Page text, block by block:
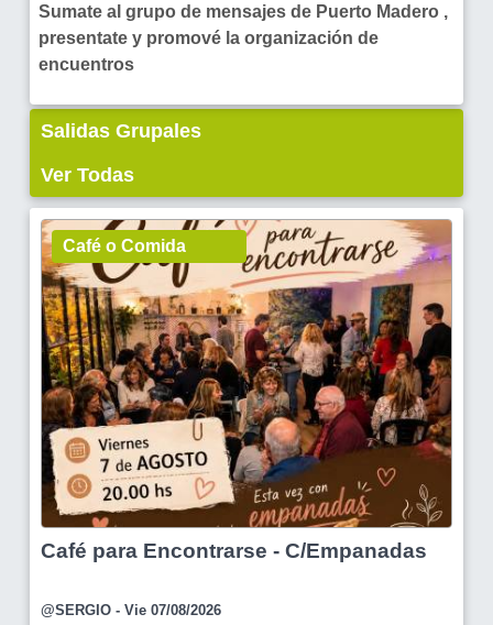
Sumate al grupo de mensajes de Puerto Madero ,
presentate y promové la organización de
encuentros
Salidas Grupales
Ver Todas
Café o Comida
Café para Encontrarse - C/Empanadas
@SERGIO - Vie 07/08/2026